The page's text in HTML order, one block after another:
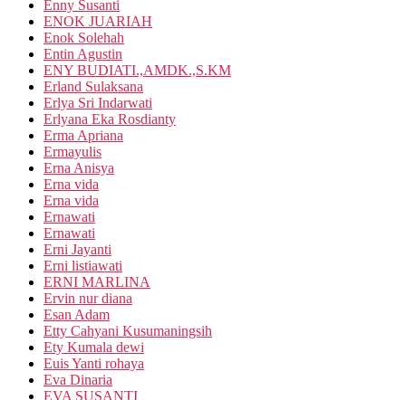
Enny Susanti
ENOK JUARIAH
Enok Solehah
Entin Agustin
ENY BUDIATI.,AMDK.,S.KM
Erland Sulaksana
Erlya Sri Indarwati
Erlyana Eka Rosdianty
Erma Apriana
Ermayulis
Erna Anisya
Erna vida
Erna vida
Ernawati
Ernawati
Erni Jayanti
Erni listiawati
ERNI MARLINA
Ervin nur diana
Esan Adam
Etty Cahyani Kusumaningsih
Ety Kumala dewi
Euis Yanti rohaya
Eva Dinaria
EVA SUSANTI